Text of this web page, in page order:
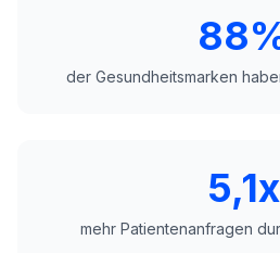
der Gesundheitsmarken
5,1x
mehr Patientenanfragen